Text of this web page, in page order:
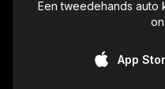
Een tweedehands
App